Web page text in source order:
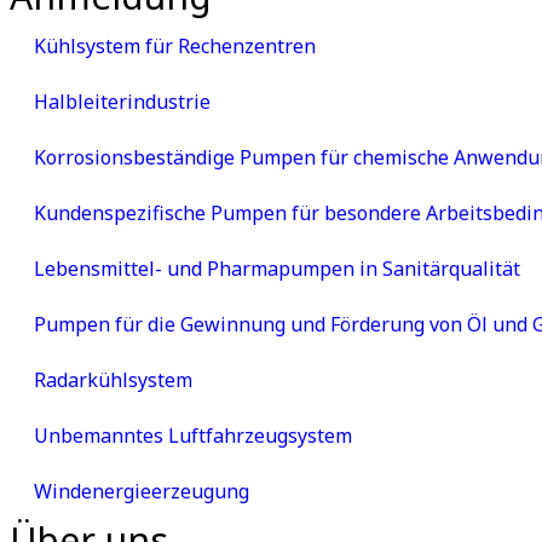
Kühlsystem für Rechenzentren
Halbleiterindustrie
Korrosionsbeständige Pumpen für chemische
Kundenspezifische Pumpen für besondere
Lebensmittel- und Pharmapumpen in Sanitärqualität
Pumpen für die Gewinnung und Förderung von Öl und
Radarkühlsystem
Unbemanntes Luftfahrzeugsystem
Windenergieerzeugung